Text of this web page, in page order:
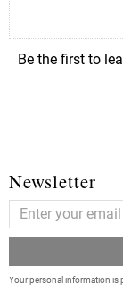
Be the first to
Newsletter
Your personal information is